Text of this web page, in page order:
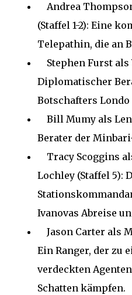
Andrea
(Staffel 1-2): Eine
Telepathin, die an
Stephen Furst als
Diplomatischer
Botschafters
Bill Mumy als
Berater der
Tracy Scoggins
Lochley (Staffel 5):
Ivanovas Abreise
Jason Carter als
Ein Ranger, der zu
verdeckten
Schatten kämpfen.